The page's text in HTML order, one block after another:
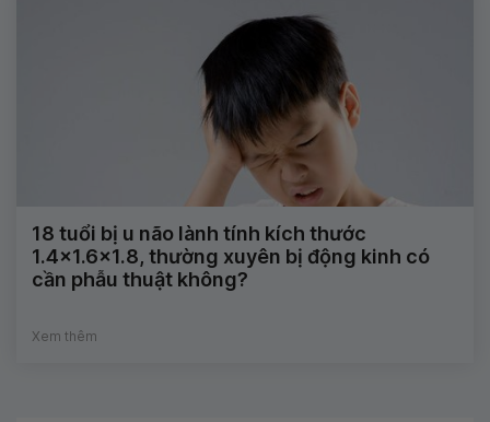
18 tuổi bị u não lành tính kích thước
1.4×1.6×1.8, thường xuyên bị động kinh có
cần phẫu thuật không?
Xem thêm